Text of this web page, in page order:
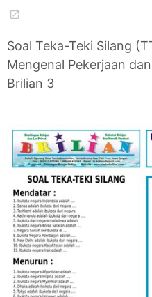
Soal Teka-Teki Silang
Mengenal Pekerjaan
Brilian 3